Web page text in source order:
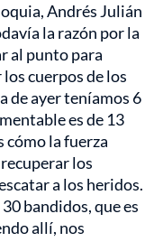
Andrés Julián
la razón por la
al punto para
cuerpos de los
de ayer teníamos 6
es de 13
cómo la fuerza
los
a los heridos.
bandidos, que es
allí, nos